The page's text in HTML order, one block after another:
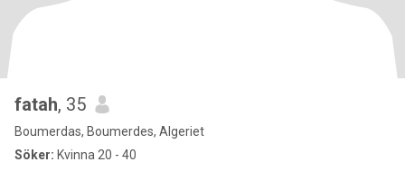
fatah, 35
Boumerdas, Boumerdes, Algeriet
Söker: Kvinna 20 - 40